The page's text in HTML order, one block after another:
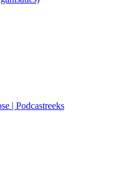
| Podcastreeks